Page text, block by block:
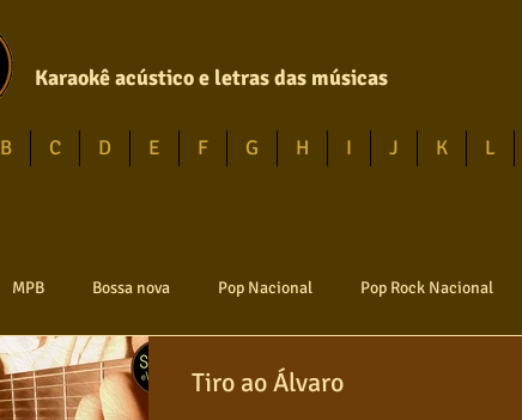
Karaokê acústico e letras das músicas
B C D E F G H I J K L
MPB Bossa nova Pop Nacional Pop Rock Nacional
Reggae Jazz Jovem guarda Poesia
Tiro ao Álvaro